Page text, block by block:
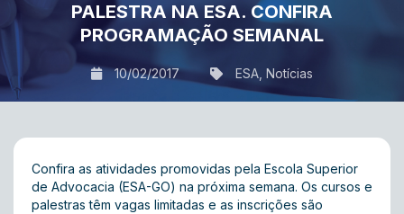
PALESTRA NA ESA. CONFIRA
PROGRAMAÇÃO SEMANAL
10/02/2017 ESA Notícias
Confira as atividades promovidas pela Escola Superior
de Advocacia (ESA-GO) na próxima semana. Os cursos e
palestras têm vagas limitadas e as inscrições são